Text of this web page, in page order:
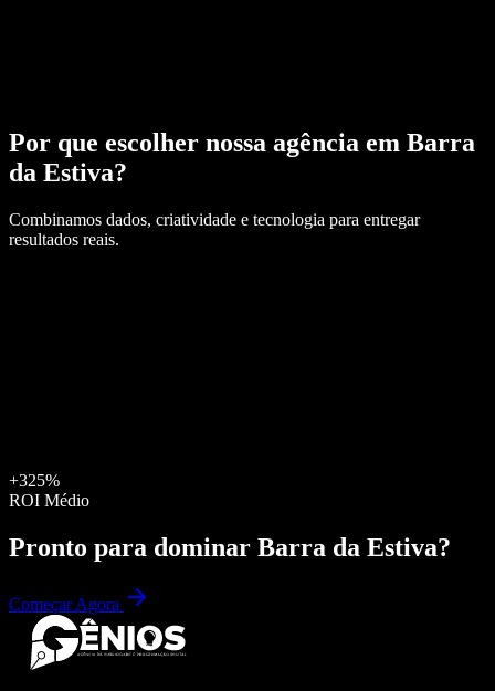
Por que escolher nossa agência em Barra
da Estiva?
Combinamos dados, criatividade e tecnologia para entregar
resultados reais.
+325%
ROI Médio
Pronto para dominar Barra da Estiva?
Começar Agora